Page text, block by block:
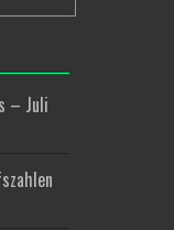
– Juli